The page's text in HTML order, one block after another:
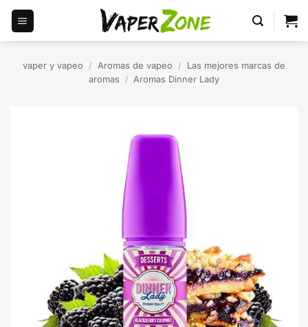
Saltar
contenido
vaper y vapeo / Aromas de vapeo /
Las mejores marcas de
aromas
/ Aromas Dinner Lady